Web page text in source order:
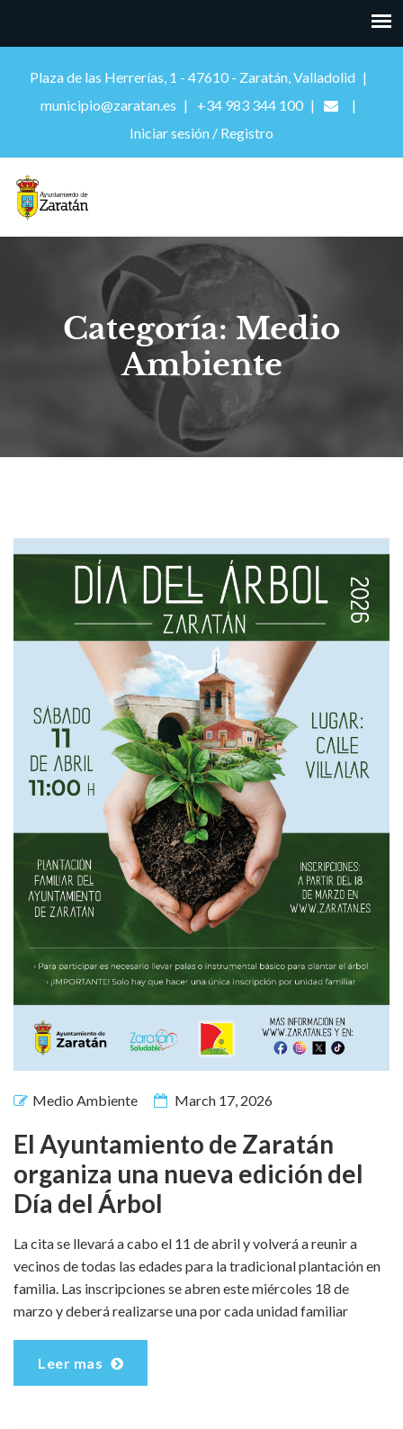
Plaza de las Herrerías, 1 - 47610 - Zaratán, Valladolid
municipio@zaratan.es
+34 983 344 100
Iniciar sesión / Registro
Categoría: Medio
Ambiente
Medio Ambiente March 17, 2026
El Ayuntamiento de Zaratán
organiza una nueva edición del
Día del Árbol
La cita se llevará a cabo el 11 de abril y volverá a reunir a
vecinos de todas las edades para la tradicional plantación en
familia. Las inscripciones se abren este miércoles 18 de
marzo y deberá realizarse una por cada unidad familiar
Leer mas